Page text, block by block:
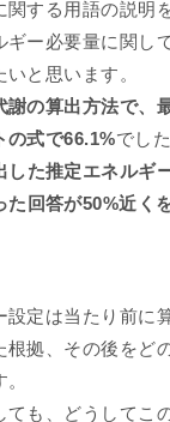
する用語の説明
ギー必要量に関し
と思います。
の算出方法で、
の式で66.1%でした
した推定エネルギ
た回答が50%近く
設定は当たり前に
根拠、その後をど
ても、どうしてこ